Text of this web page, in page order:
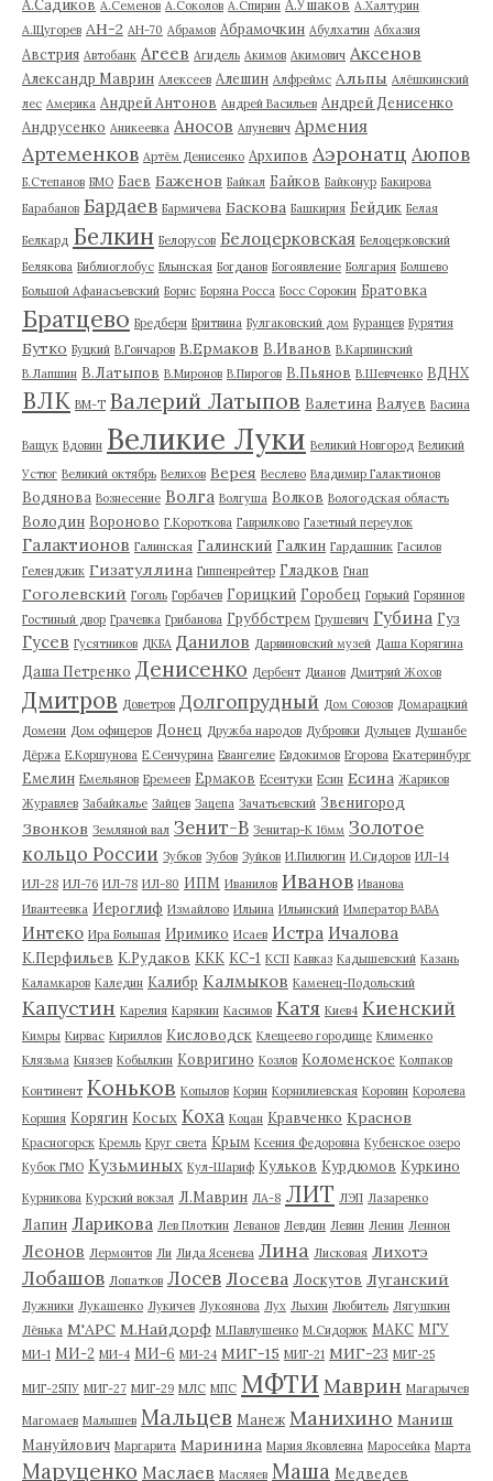
А.Садиков А.Семенов А.Соколов А.Спирин А.Ушаков А.Халтурин
А.Щугорев АН-2 АН-70 Абрамов Абрамочкин Абулхатин Абхазия
Австрия Автобанк Агеев Агидель Акимов Акимович Аксенов
Александр Маврин Алексеев Алешин Алфреймс Альпы Алёшкинский
лес Америка Андрей Антонов Андрей Васильев Андрей Денисенко
Андрусенко Аникеевка Аносов Апуневич Армения
Артеменков Артём Денисенко Архипов Аэронатц Аюпов
Б.Степанов БМО Баев Баженов Байкал Байков Байконур Бакирова
Барабанов Бардаев Бармичева Баскова Башкирия Бейдик Белая
Белкард Белкин Белорусов Белоцерковская Белоцерковский
Белякова Библиоглобус Блынская Богданов Богоявление Болгария Болшево
Большой Афанасьевский Борис Боряна Росса Босс Сорокин Братовка
Братцево Бредбери Бритвина Булгаковский дом Буранцев Бурятия
Бутко Буцкий В.Гончаров В.Ермаков В.Иванов В.Карпинский
В.Лапшин В.Латыпов В.Миронов В.Пирогов В.Пьянов В.Шевченко ВДНХ
ВЛК ВМ-Т Валерий Латыпов Валетина Валуев Васина
Ващук Вдовин Великие Луки Великий Новгород Великий
Устюг Великий октябрь Велихов Верея Веслево Владимир Галактионов
Водянова Вознесение Волга Волгуша Волков Вологодская область
Володин Вороново Г.Короткова Гаврилково Газетный переулок
Галактионов Галинская Галинский Галкин Гардашник Гасилов
Геленджик Гизатуллина Гиппенрейтер Гладков Гнап
Гоголевский Гоголь Горбачев Горицкий Горобец Горький Горяинов
Гостиный двор Грачевка Грибанова Груббстрем Грушевич Губина Гуз
Гусев Гусятников ДКБА Данилов Дарвиновский музей Даша Корягина
Даша Петренко Денисенко Дербент Дианов Дмитрий Жохов
Дмитров Доветров Долгопрудный Дом Союзов Домарацкий
Домени Дом офицеров Донец Дружба народов Дубровки Дульцев Душанбе
Дёржа Е.Коршунова Е.Сенчурина Евангелие Евдокимов Егорова Екатеринбург
Емелин Емельянов Еремеев Ермаков Есентуки Есин Есина Жариков
Журавлев Забайкалье Зайцев Зацепа Зачатьевский Звенигород
Звонков Земляной вал Зенит-В Зенитар-К 16мм Золотое
кольцо России Зубков Зубов Зуйков И.Пилюгин И.Сидоров ИЛ-14
ИЛ-28 ИЛ-76 ИЛ-78 ИЛ-80 ИПМ Иванилов Иванов Иванова
Ивантеевка Иероглиф Измайлово Ильина Ильинский Император ВАВА
Интеко Ира Большая Иримико Исаев Истра Ичалова
К.Перфильев К.Рудаков ККК КС-1 КСП Кавказ Кадышевский Казань
Каламкаров Каледин Калибр Калмыков Каменец-Подольский
Капустин Карелия Карякин Касимов Катя Киев4 Киенский
Кимры Кирвас Кириллов Кисловодск Клещеево городище Клименко
Клязьма Князев Кобылкин Ковригино Козлов Коломенское Колпаков
Континент Коньков Копылов Корин Корнилиевская Коровин Королева
Коршия Корягин Косых Коха Коцан Кравченко Краснов
Красногорск Кремль Круг света Крым Ксения Федоровна Кубенское озеро
Кубок ГМО Кузьминых Кул-Шариф Кульков Курдюмов Куркино
Курникова Курский вокзал Л.Маврин ЛА-8 ЛИТ ЛЭП Лазаренко
Лапин Ларикова Лев Плоткин Леванов Левдин Левин Ленин Леннон
Леонов Лермонтов Ли Лида Ясенева Лина Лисковая Лихотэ
Лобашов Лопатков Лосев Лосева Лоскутов Луганский
Лужники Лукашенко Лукичев Лукоянова Лух Лыхин Любитель Лягушкин
Лёнька М'АРС М.Найдорф М.Павлушенко М.Сидорюк МАКС МГУ
МИ-1 МИ-2 МИ-4 МИ-6 МИ-24 МИГ-15 МИГ-21 МИГ-23 МИГ-25
МИГ-25ПУ МИГ-27 МИГ-29 МЛС МПС МФТИ Маврин Магарычев
Магомаев Малышев Мальцев Манеж Манихино Маниш
Мануйлович Маргарита Маринина Мария Яковлевна Маросейка Марта
Маруценко Маслаев Масляев Маша Медведев